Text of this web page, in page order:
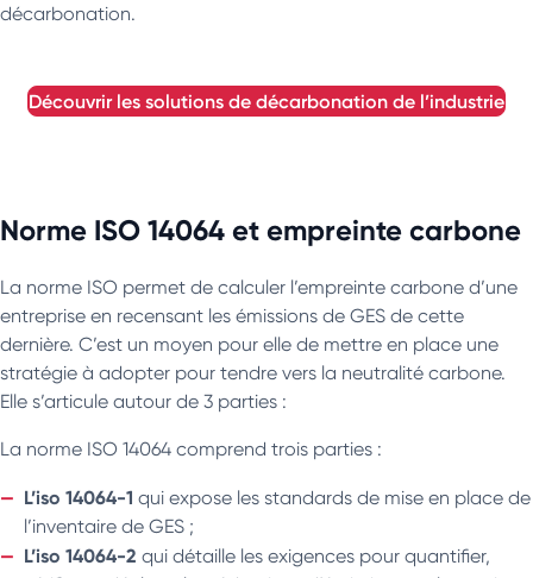
décarbonation.
découvrir les solutions de décarbonation de l’industrie
Norme ISO 14064 et empreinte carbone
La norme ISO permet de calculer l’empreinte carbone d’une
entreprise en recensant les émissions de GES de cette
dernière. C’est un moyen pour elle de mettre en place une
stratégie à adopter pour tendre vers la neutralité carbone.
Elle s’articule autour de 3 parties :
La norme ISO 14064 comprend trois parties :
L’iso 14064-1 qui expose les standards de mise en place de
l’inventaire de GES ;
L’iso 14064-2 qui détaille les exigences pour quantifier,